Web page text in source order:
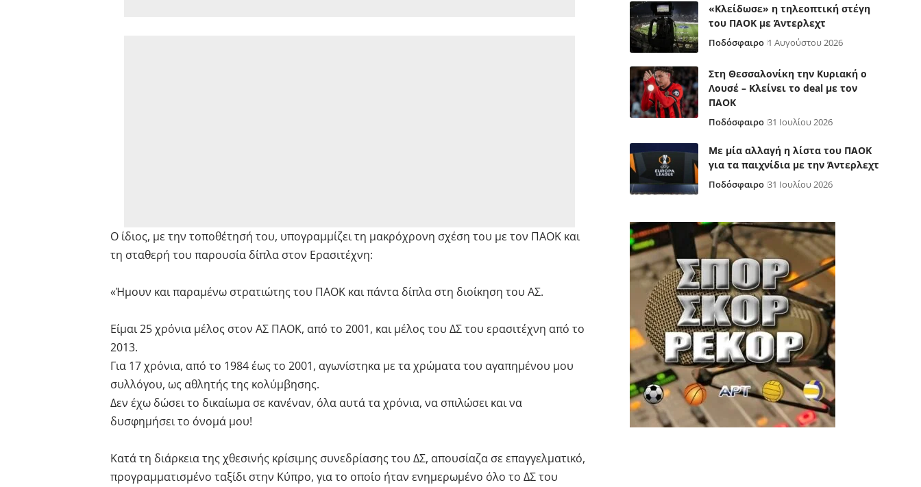
Ο ίδιος, με την τοποθέτησή του, υπογραμμίζει τη μακρόχρονη σχέση του με τον ΠΑΟΚ και
τη σταθερή του παρουσία δίπλα στον Ερασιτέχνη:
«Ήμουν και παραμένω στρατιώτης του ΠΑΟΚ και πάντα δίπλα στη διοίκηση του ΑΣ.
Είμαι 25 χρόνια μέλος στον ΑΣ ΠΑΟΚ, από το 2001, και μέλος του ΔΣ του ερασιτέχνη από το
2013.
Για 17 χρόνια, από το 1984 έως το 2001, αγωνίστηκα με τα χρώματα του αγαπημένου μου
συλλόγου, ως αθλητής της κολύμβησης.
Δεν έχω δώσει το δικαίωμα σε κανέναν, όλα αυτά τα χρόνια, να σπιλώσει και να
δυσφημήσει το όνομά μου!
Κατά τη διάρκεια της χθεσινής κρίσιμης συνεδρίασης του ΔΣ, απουσίαζα σε επαγγελματικό,
προγραμματισμένο ταξίδι στην Κύπρο, για το οποίο ήταν ενημερωμένο όλο το ΔΣ του
«Κλείδωσε» η τηλεοπτική στέγη
του ΠΑΟΚ με Άντερλεχτ
Ποδόσφαιρο 1 Αυγούστου 2026
Στη Θεσσαλονίκη την Κυριακή ο
Λουσέ – Κλείνει το deal με τον
ΠΑΟΚ
Ποδόσφαιρο 31 Ιουλίου 2026
Με μία αλλαγή η λίστα του ΠΑΟΚ
για τα παιχνίδια με την Άντερλεχτ
Ποδόσφαιρο 31 Ιουλίου 2026